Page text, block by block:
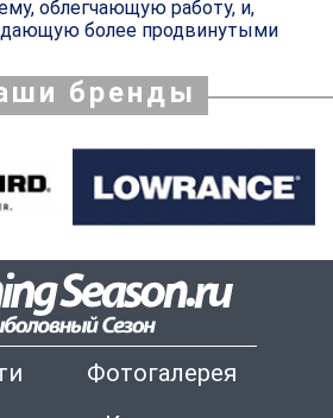
облегчающую работу, и,
более продвинутыми
бренды
Фотогалерея